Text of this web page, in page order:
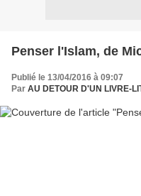
Penser l'Islam, de
Publié le 13/04/2016 à 09:07
Par AU DETOUR D'UN LIVRE-